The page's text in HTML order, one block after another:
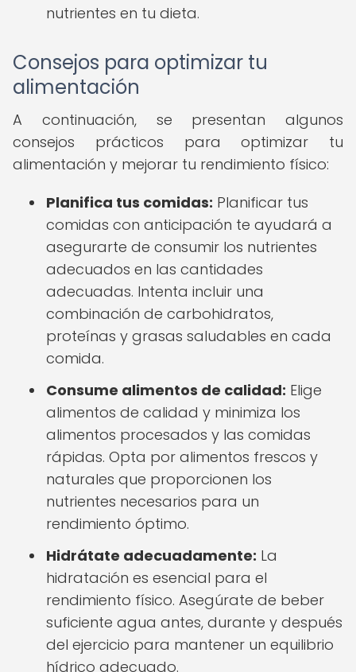
nutrientes en tu dieta.
Consejos para optimizar tu
alimentación
A continuación, se presentan algunos
consejos prácticos para optimizar tu
alimentación y mejorar tu rendimiento físico:
Planifica tus comidas: Planificar tus
comidas con anticipación te ayudará a
asegurarte de consumir los nutrientes
adecuados en las cantidades
adecuadas. Intenta incluir una
combinación de carbohidratos,
proteínas y grasas saludables en cada
comida.
Consume alimentos de calidad: Elige
alimentos de calidad y minimiza los
alimentos procesados y las comidas
rápidas. Opta por alimentos frescos y
naturales que proporcionen los
nutrientes necesarios para un
rendimiento óptimo.
Hidrátate adecuadamente: La
hidratación es esencial para el
rendimiento físico. Asegúrate de beber
suficiente agua antes, durante y después
del ejercicio para mantener un equilibrio
hídrico adecuado.